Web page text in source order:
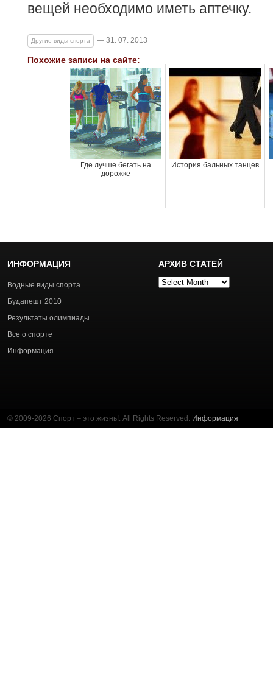
вещей необходимо иметь аптечку.
Другие виды спорта — 31. 07. 2013
Похожие записи на сайте:
Где лучше бегать на
дорожке
История бальных танцев
ИНФОРМАЦИЯ
Водные виды спорта
Будапешт 2010
Результаты олимпиады
Все о спорте
Информация
АРХИВ СТАТЕЙ
Архив
© 2009-2026 Спорт – это жизнь!. All Rights Reserved. Информация